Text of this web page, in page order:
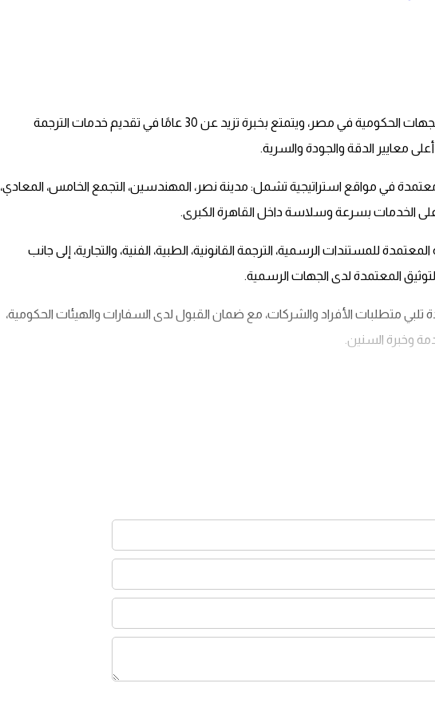
روزيتا مكتب ترجمة معتمد من جميع السفارات والجهات الحكومية في مصر، ويتمتع بخبرة تزيد عن 30 عامًا في تقديم خدمات الترجمة
معايير الدقة والجودة والسرية.
واسعة تضم 5 مكاتب ترجمة معتمدة في مواقع استراتيجية تشمل: مدينة نصر، المهندسين، التجمع الخامس، المعادي،
الخدمات بسرعة وسلاسة داخل القاهرة الكبرى.
للمستندات الرسمية، الترجمة القانونية، الطبية، الفنية، والتجارية، إلى جانب
التوثيق المعتمدة لدى الجهات الرسمية.
تلبي متطلبات الأفراد والشركات، مع ضمان القبول لدى السفارات والهيئات الحكومية،
وخبرة السنين.